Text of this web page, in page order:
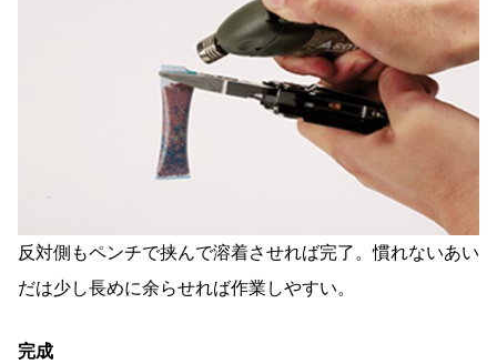
反対側もペンチで挟んで溶着させれば完了。慣れないあい
だは少し長めに余らせれば作業しやすい。
完成